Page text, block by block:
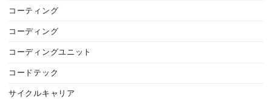
コーティング
コーディング
コーディングユニット
コードテック
サイクルキャリア